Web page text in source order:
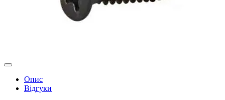
Опис
Відгуки